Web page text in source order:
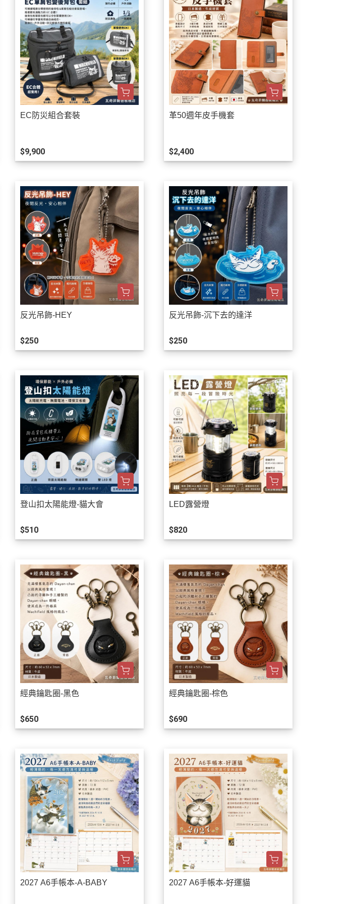
EC防災組合套裝
$9,900
革50週年皮手機套
$2,400
反光吊飾-HEY
$250
反光吊飾-沉下去的達洋
$250
登山扣太陽能燈-貓大會
$510
LED露營燈
$820
經典鑰匙圈-黑色
$650
經典鑰匙圈-棕色
$690
2027 A6手帳本-A-BABY 2027 A6手帳本-好運貓